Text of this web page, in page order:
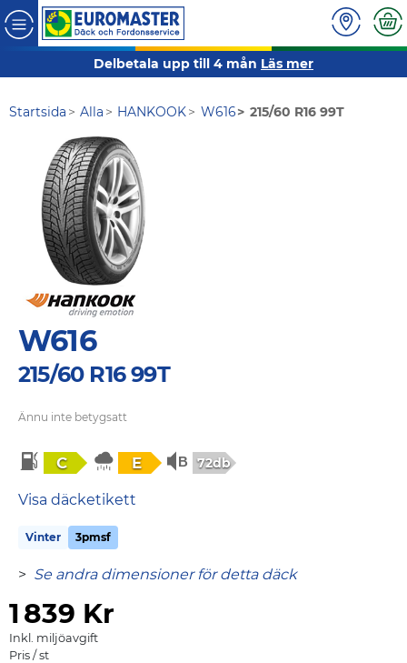
Delbetala upp till 4 mån Läs mer
Startsida Alla HANKOOK W616 215/60 R16 99T
W616
215/60 R16 99T
Ännu inte betygsatt
C E 72db
Visa däcketikett
Vinter 3pmsf
> Se andra dimensioner för detta däck
1839 Kr
Inkl. miljöavgift
Pris / st